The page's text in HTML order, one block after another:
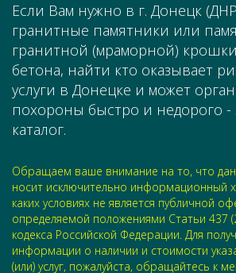
Если Вам нужно в г. Донецк
гранитные памятники или
гранитной (мраморной)
бетона, найти кто оказывает
услуги в Донецке и может
похороны быстро и недорого -
каталог.
Обращаем ваше внимание на то, что
носит исключительно информационный
каких условиях не является публичной
определяемой положениями Статьи 437
кодекса Российской Федерации. Для
информации о наличии и стоимости
(или) услуг, пожалуйста, обращайтесь к